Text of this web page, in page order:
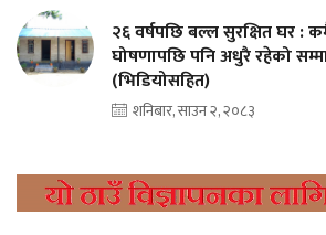
२६ वर्षपछि बल्ल सुरक्षित घर :
घोषणापछि पनि अधुरै रहेको
(भिडियोसहित)
शनिबार, साउन २, २०८३